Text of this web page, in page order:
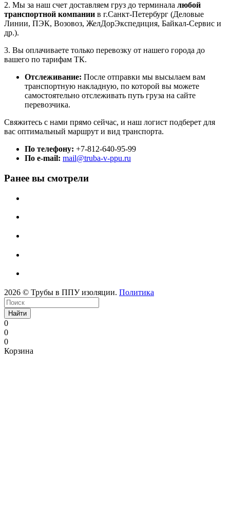
2. Мы за наш счет доставляем груз до терминала любой
транспортной компании в г.Санкт-Петербург (Деловые
Линии, ПЭК, Возовоз, ЖелДорЭкспедиция, Байкал-Сервис и
др.).
3. Вы оплачиваете только перевозку от нашего города до
вашего по тарифам ТК.
Отслеживание: После отправки мы высылаем вам
транспортную накладную, по которой вы можете
самостоятельно отслеживать путь груза на сайте
перевозчика.
Свяжитесь с нами прямо сейчас, и наш логист подберет для
вас оптимальный маршрут и вид транспорта.
По телефону: +7-812-640-95-99
По e-mail: mail@truba-v-ppu.ru
Ранее вы смотрели
2026 © Трубы в ППУ изоляции. Политика
Найти
0
0
0
Корзина